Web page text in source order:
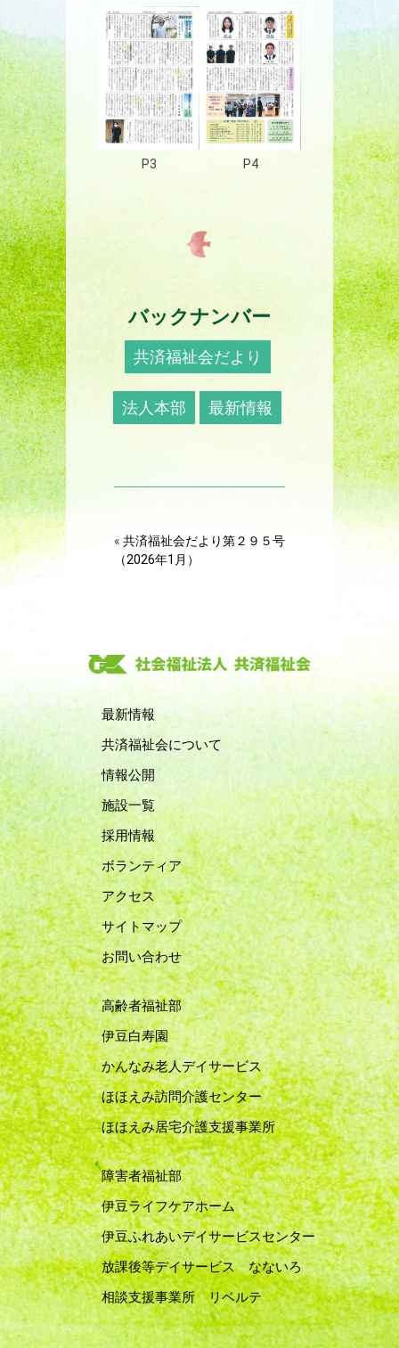
P3 P4
バックナンバー
共済福祉会だより
法人本部 最新情報
« 共済福祉会だより第２９５号
（2026年1月）
最新情報
共済福祉会について
情報公開
施設一覧
採用情報
ボランティア
アクセス
サイトマップ
お問い合わせ
高齢者福祉部
伊豆白寿園
かんなみ老人デイサービス
ほほえみ訪問介護センター
ほほえみ居宅介護支援事業所
障害者福祉部
伊豆ライフケアホーム
伊豆ふれあいデイサービスセンター
放課後等デイサービス なないろ
相談支援事業所 リベルテ